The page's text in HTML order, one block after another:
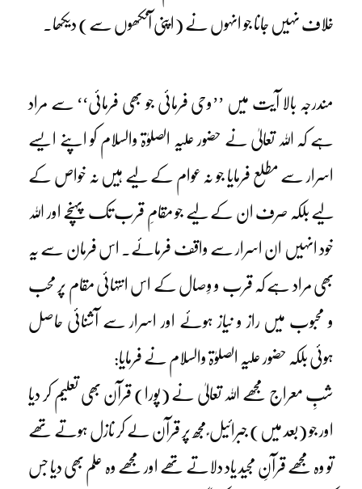
خلاف نہیں جانا جو انہوں نے (اپنی آنکھوں سے) دیکھا۔
مندرجہ بالا آیت میں ’’وحی فرمائی جو بھی فرمائی‘‘ سے مراد
ہے کہ اللہ تعالیٰ نے حضور علیہ الصلوٰۃ والسلام کو اپنے ایسے
اسرار سے مطلع فرمایا جو نہ عوام کے لیے ہیں نہ خواص کے
لیے بلکہ صرف ان کے لیے جو مقامِ قرب تک پہنچے اور اللہ
خود انہیں ان اسرار سے واقف فرمائے۔ اس فرمان سے یہ
بھی مراد ہے کہ قرب و وِصال کے اس انتہائی مقام پر محب
و محبوب میں راز و نیاز ہوئے اور اسرار سے آشنائی حاصل
ہوئی بلکہ حضور علیہ الصلوٰۃ والسلام نے فرمایا:
شبِ معراج مجھے اللہ تعالیٰ نے (پورا) قرآن بھی تعلیم کر دیا
اور جو (بعد میں) جبرائیل ؑ مجھ پر قرآن لے کر نازل ہوتے تھے
تو وہ مجھے قرآنِ مجید یاد دلاتے تھے اور مجھے وہ علم بھی دیا جس